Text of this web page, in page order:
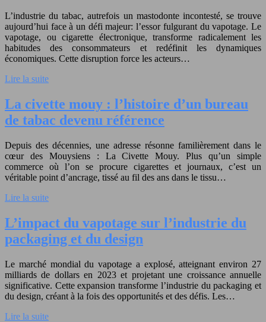
L’industrie du tabac, autrefois un mastodonte incontesté, se trouve
aujourd’hui face à un défi majeur: l’essor fulgurant du vapotage. Le
vapotage, ou cigarette électronique, transforme radicalement les
habitudes des consommateurs et redéfinit les dynamiques
économiques. Cette disruption force les acteurs…
Lire la suite
La civette mouy : l’histoire d’un bureau
de tabac devenu référence
Depuis des décennies, une adresse résonne familièrement dans le
cœur des Mouysiens : La Civette Mouy. Plus qu’un simple
commerce où l’on se procure cigarettes et journaux, c’est un
véritable point d’ancrage, tissé au fil des ans dans le tissu…
Lire la suite
L’impact du vapotage sur l’industrie du
packaging et du design
Le marché mondial du vapotage a explosé, atteignant environ 27
milliards de dollars en 2023 et projetant une croissance annuelle
significative. Cette expansion transforme l’industrie du packaging et
du design, créant à la fois des opportunités et des défis. Les…
Lire la suite